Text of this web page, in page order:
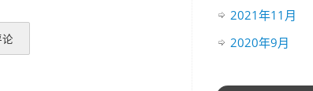
2021年11月
2020年9月